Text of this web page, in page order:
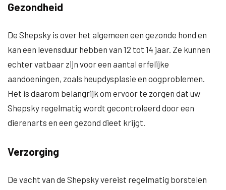
Gezondheid
De Shepsky is over het algemeen een gezonde hond en
kan een levensduur hebben van 12 tot 14 jaar. Ze kunnen
echter vatbaar zijn voor een aantal erfelijke
aandoeningen, zoals heupdysplasie en oogproblemen.
Het is daarom belangrijk om ervoor te zorgen dat uw
Shepsky regelmatig wordt gecontroleerd door een
dierenarts en een gezond dieet krijgt.
Verzorging
De vacht van de Shepsky vereist regelmatig borstelen